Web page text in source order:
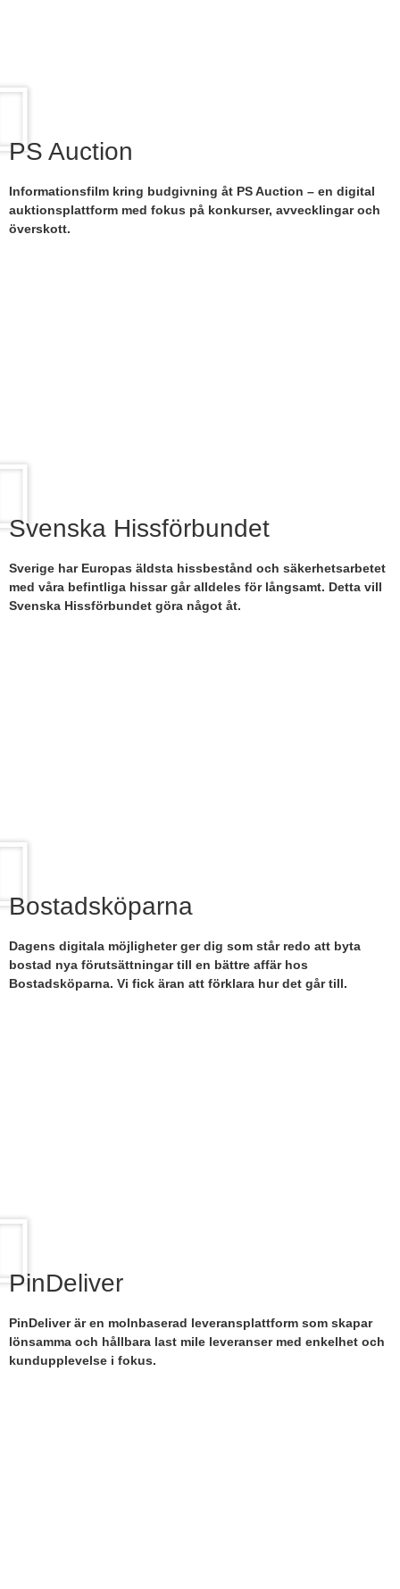
PS Auction
Informationsfilm kring budgivning åt PS Auction – en digital
auktionsplattform med fokus på konkurser, avvecklingar och
överskott.
Svenska Hissförbundet
Sverige har Europas äldsta hissbestånd och säkerhetsarbetet
med våra befintliga hissar går alldeles för långsamt. Detta vill
Svenska Hissförbundet göra något åt.
Bostadsköparna
Dagens digitala möjligheter ger dig som står redo att byta
bostad nya förutsättningar till en bättre affär hos
Bostadsköparna. Vi fick äran att förklara hur det går till.
PinDeliver
PinDeliver är en molnbaserad leveransplattform som skapar
lönsamma och hållbara last mile leveranser med enkelhet och
kundupplevelse i fokus.